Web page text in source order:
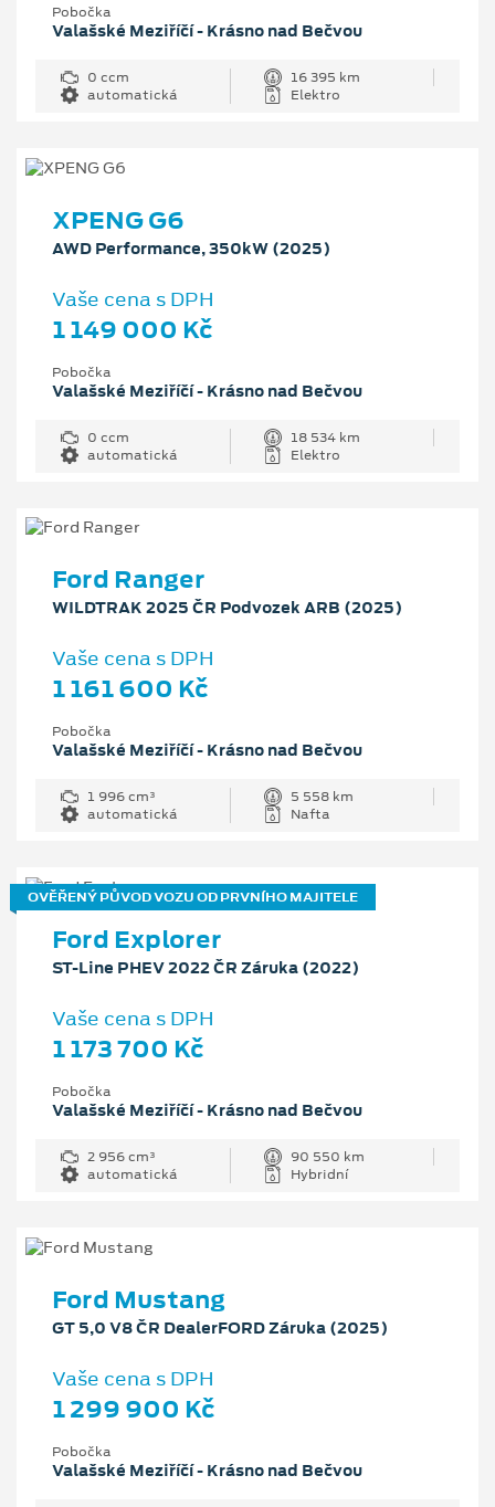
Pobočka
Valašské Meziříčí - Krásno nad Bečvou
0 ccm
16 395 km
automatická
Elektro
XPENG G6
AWD Performance, 350kW (2025)
Vaše cena s DPH
1 149 000 Kč
Pobočka
Valašské Meziříčí - Krásno nad Bečvou
0 ccm
18 534 km
automatická
Elektro
Ford Ranger
WILDTRAK 2025 ČR Podvozek ARB (2025)
Vaše cena s DPH
1 161 600 Kč
Pobočka
Valašské Meziříčí - Krásno nad Bečvou
1 996 cm³
5 558 km
automatická
Nafta
OVĚŘENÝ PŮVOD VOZU OD PRVNÍHO MAJITELE
Ford Explorer
ST-Line PHEV 2022 ČR Záruka (2022)
Vaše cena s DPH
1 173 700 Kč
Pobočka
Valašské Meziříčí - Krásno nad Bečvou
2 956 cm³
90 550 km
automatická
Hybridní
Ford Mustang
GT 5,0 V8 ČR DealerFORD Záruka (2025)
Vaše cena s DPH
1 299 900 Kč
Pobočka
Valašské Meziříčí - Krásno nad Bečvou